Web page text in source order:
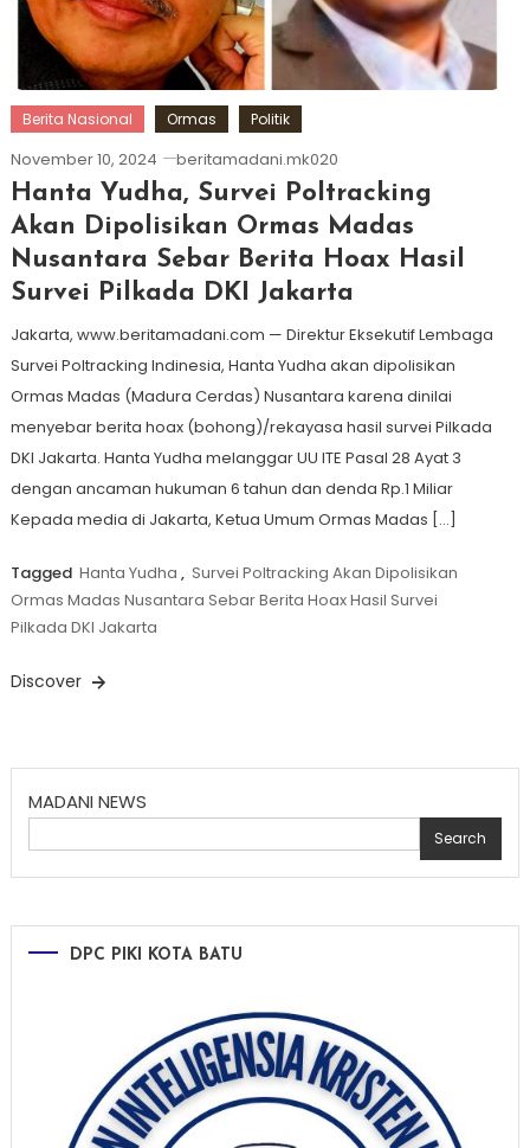
Berita Nasional Ormas Politik
November 10, 2024 beritamadani.mk020
Hanta Yudha, Survei Poltracking
Akan Dipolisikan Ormas Madas
Nusantara Sebar Berita Hoax Hasil
Survei Pilkada DKI Jakarta
Jakarta, www.beritamadani.com — Direktur Eksekutif Lembaga
Survei Poltracking Indinesia, Hanta Yudha akan dipolisikan
Ormas Madas (Madura Cerdas) Nusantara karena dinilai
menyebar berita hoax (bohong)/rekayasa hasil survei Pilkada
DKI Jakarta. Hanta Yudha melanggar UU ITE Pasal 28 Ayat 3
dengan ancaman hukuman 6 tahun dan denda Rp.1 Miliar
Kepada media di Jakarta, Ketua Umum Ormas Madas […]
Tagged Hanta Yudha , Survei Poltracking Akan Dipolisikan
Ormas Madas Nusantara Sebar Berita Hoax Hasil Survei
Pilkada DKI Jakarta
Discover
MADANI NEWS
Search
DPC PIKI KOTA BATU